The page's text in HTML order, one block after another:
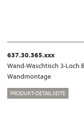
637.30.365.xxx
Wand-Waschtisch 3-
Wandmontage
PRODUKT-DETAILSEITE